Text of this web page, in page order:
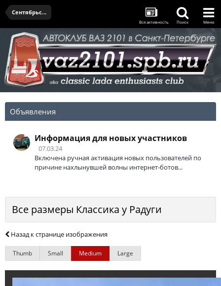
Сентябрьская встреча - 12.09.2024
Вся активность Поиск Меню
Объявления
Информация для новых участников
07.03.24
Включена ручная активация новых пользователей по
причине нахлынувшей волны интернет-ботов...
Все размеры Классика у Радуги
Назад к странице изображения
Thumb Small Medium Large